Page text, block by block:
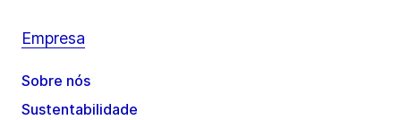
Empresa
Sobre nós
Sustentabilidade